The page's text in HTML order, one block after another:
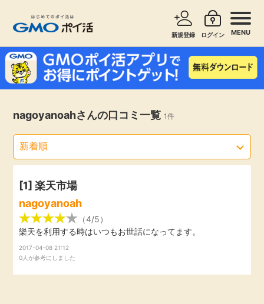
新規登録 ログイン MENU
新着
高還元
無料
即日還元
サービスで探す ショッピングで探す
旅行・レンタカー
エンタメ
クレジットカード
暮らし
nagoyanoahさんの口コミ一覧 1件
[1]楽天市場
nagoyanoah
（4/5）
樂天を利用する時はいつもお世話になってます。
2017-04-08 21:12
0人が参考にしました